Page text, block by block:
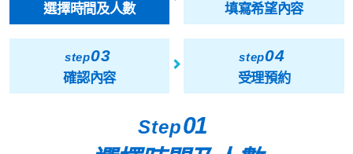
選擇時間及人數 填寫希望內容
step03
確認內容
step04
受理預約
Step01